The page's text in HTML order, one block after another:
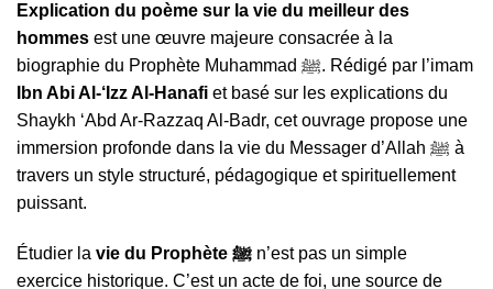
Explication du poème sur la vie du meilleur des
hommes est une œuvre majeure consacrée à la
biographie du Prophète Muhammad ﷺ. Rédigé par l’imam
Ibn Abi Al-‘Izz Al-Hanafi et basé sur les explications du
Shaykh ‘Abd Ar-Razzaq Al-Badr, cet ouvrage propose une
immersion profonde dans la vie du Messager d’Allah ﷺ à
travers un style structuré, pédagogique et spirituellement
puissant.
Étudier la vie du Prophète ﷺ n’est pas un simple
exercice historique. C’est un acte de foi, une source de